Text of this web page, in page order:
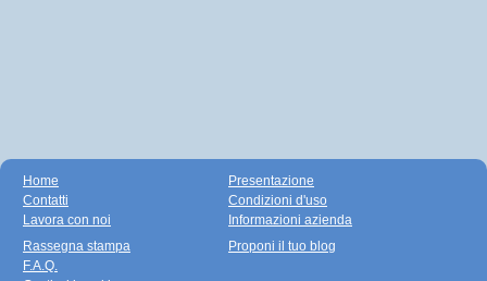
Home
Contatti
Lavora con noi
Presentazione
Condizioni d'uso
Informazioni azienda
Rassegna stampa
F.A.Q.
Proponi il tuo blog